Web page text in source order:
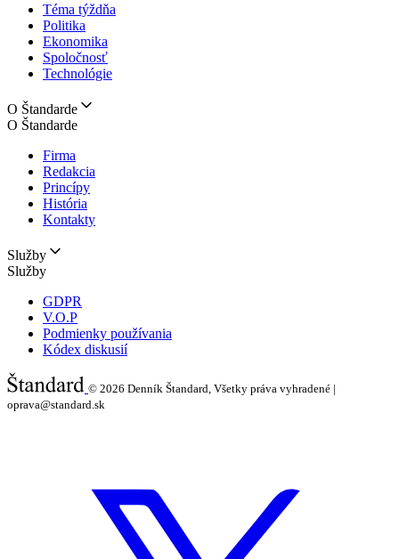
Téma týždňa
Politika
Ekonomika
Spoločnosť
Technológie
O Štandarde
O Štandarde
Firma
Redakcia
Princípy
História
Kontakty
Služby
Služby
GDPR
V.O.P
Podmienky používania
Kódex diskusií
© 2026 Denník Štandard, Všetky práva vyhradené |
oprava@standard.sk